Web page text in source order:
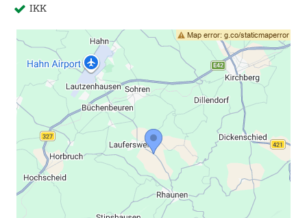
IKK